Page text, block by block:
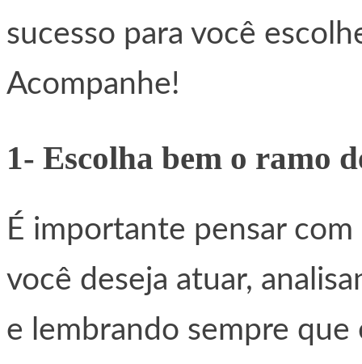
sucesso para você
Acompanhe!
1- Escolha bem o ramo
É importante pensar
você deseja atuar,
e lembrando sempre